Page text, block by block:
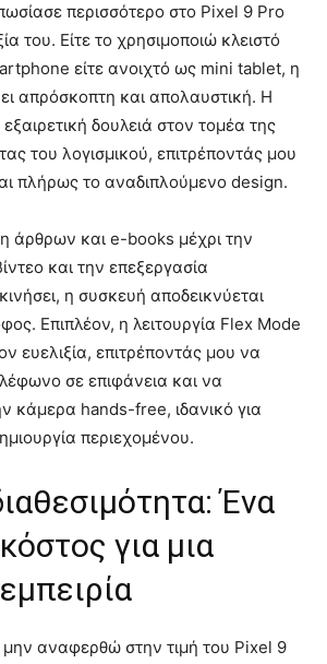
περισσότερο στο Pixel 9 Pro
του. Είτε το χρησιμοποιώ κλειστό
είτε ανοιχτό ως mini tablet, η
απρόσκοπτη και απολαυστική. Η
δουλειά στον τομέα της
του λογισμικού, επιτρέποντάς μου
πλήρως το αναδιπλούμενο design.
άρθρων και e-books μέχρι την
και την επεξεργασία
η συσκευή αποδεικνύεται
Επιπλέον, η λειτουργία Flex Mode
ευελιξία, επιτρέποντάς μου να
σε επιφάνεια και να
κάμερα hands-free, ιδανικό για
περιεχομένου.
Ένα
για μια
αναφερθώ στην τιμή του Pixel 9